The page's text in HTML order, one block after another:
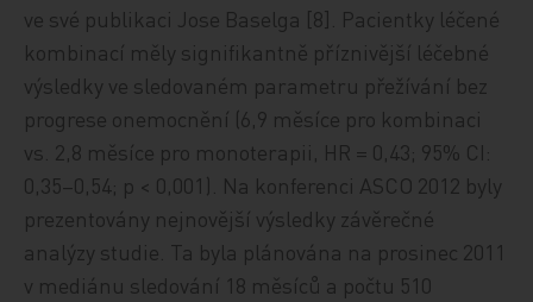
ve své publikaci Jose Baselga [8]. Pacientky léčené
kombinací měly signifikantně příznivější léčebné
výsledky ve sledovaném parametru přežívání bez
progrese onemocnění (6,9 měsíce pro kombinaci
vs. 2,8 měsíce pro monoterapii, HR = 0,43; 95% CI:
0,35–0,54; p < 0,001). Na konferenci ASCO 2012 byly
prezentovány nejnovější výsledky závěrečné
analýzy studie. Ta byla plánována na prosinec 2011
v mediánu sledování 18 měsíců a počtu 510